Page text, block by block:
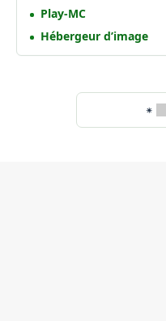
Play-MC
Hébergeur d’image